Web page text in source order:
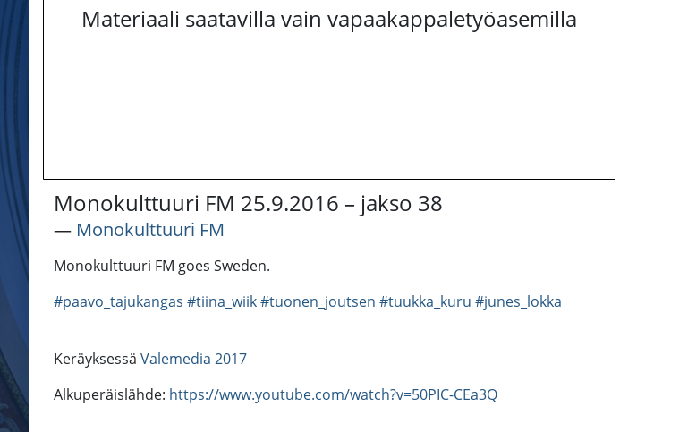
Materiaali saatavilla vain vapaakappaletyöasemilla
Monokulttuuri FM 25.9.2016 – jakso 38
― Monokulttuuri FM
Monokulttuuri FM goes Sweden.
#paavo_tajukangas #tiina_wiik#tuonen_joutsen #tuukka_kuru #junes_lokka
Keräyksessä Valemedia 2017
Alkuperäislähde: https://www.youtube.com/watch?v=50PIC-CEa3Q